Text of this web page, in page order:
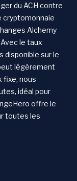
du ACH contre
cryptomonnaie
Alchemy
le taux
disponible sur le
légèrement
fixe, nous
idéal pour
offre le
toutes les